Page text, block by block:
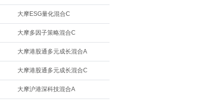
大摩ESG量化混合C
大摩多因子策略混合C
大摩港股通多元成长混合A
大摩港股通多元成长混合C
大摩沪港深科技混合A